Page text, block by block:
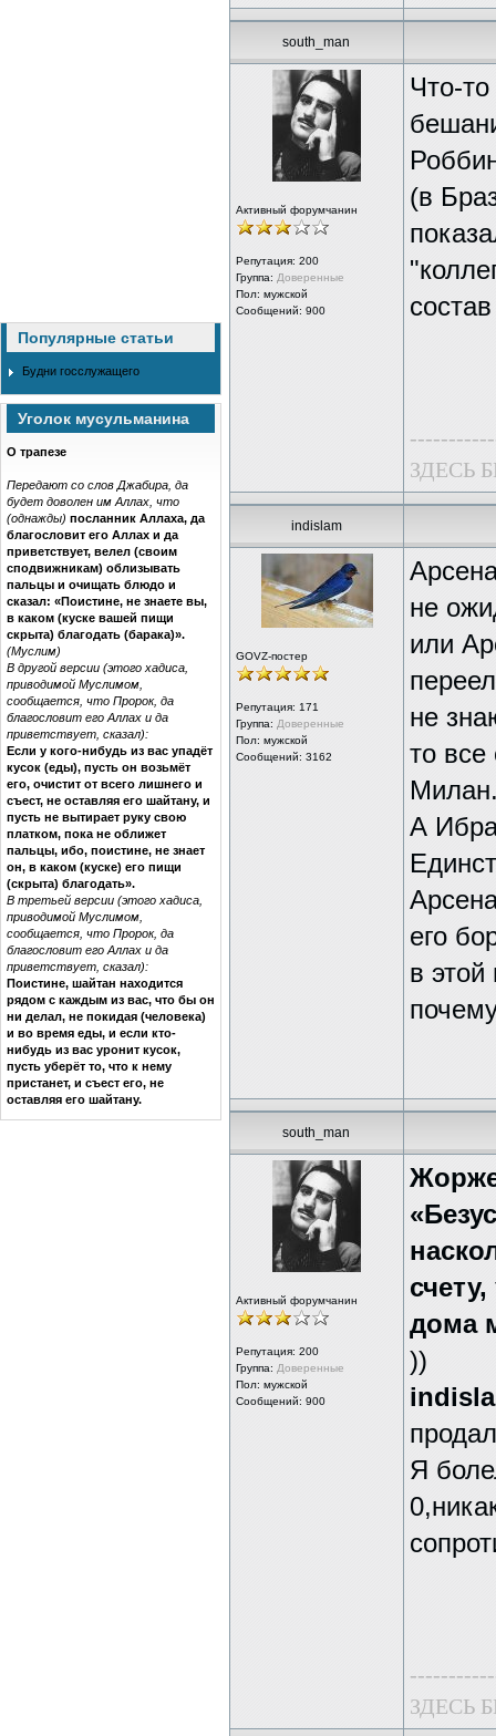
Популярные статьи
Будни госслужащего
Уголок мусульманина
О трапезе
Передают со слов Джабира, да
будет доволен им Аллах, что
(однажды) посланник Аллаха, да
благословит его Аллах и да
приветствует, велел (своим
сподвижникам) облизывать
пальцы и очищать блюдо и
сказал: «Поистине, не знаете вы,
в каком (куске вашей пищи
скрыта) благодать (барака)».
(Муслим)
В другой версии (этого хадиса,
приводимой Муслимом,
сообщается, что Пророк, да
благословит его Аллах и да
приветствует, сказал):
Если у кого-нибудь из вас упадёт
кусок (еды), пусть он возьмёт
его, очистит от всего лишнего и
съест, не оставляя его шайтану, и
пусть не вытирает руку свою
платком, пока не оближет
пальцы, ибо, поистине, не знает
он, в каком (куске) его пищи
(скрыта) благодать».
В третьей версии (этого хадиса,
приводимой Муслимом,
сообщается, что Пророк, да
благословит его Аллах и да
приветствует, сказал):
Поистине, шайтан находится
рядом с каждым из вас, что бы он
ни делал, не покидая (человека)
и во время еды, и если кто-
нибудь из вас уронит кусок,
пусть уберёт то, что к нему
пристанет, и съест его, не
оставляя его шайтану.
south_man
Активный форумчанин
Репутация: 200
Группа: Доверенные
Пол: мужской
Сообщений: 900
Что-
(в
ЗДЕСЬ
indislam
GOVZ-постер
Репутация: 171
Группа: Доверенные
Пол: мужской
Сообщений: 3162
не
или
не
то все
А
его
в
south_man
Активный форумчанин
Репутация: 200
Группа: Доверенные
Пол: мужской
Сообщений: 900
дома
))
Я
ЗДЕСЬ